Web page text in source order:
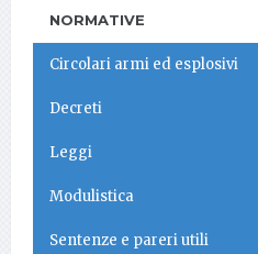
NORMATIVE
Circolari armi ed esplosivi
Decreti
Leggi
Modulistica
Sentenze e pareri utili